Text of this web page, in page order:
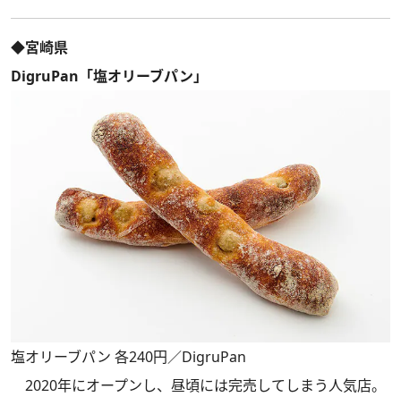
◆宮崎県
DigruPan「塩オリーブパン」
塩オリーブパン 各240円／DigruPan
2020年にオープンし、昼頃には完売してしまう人気店。